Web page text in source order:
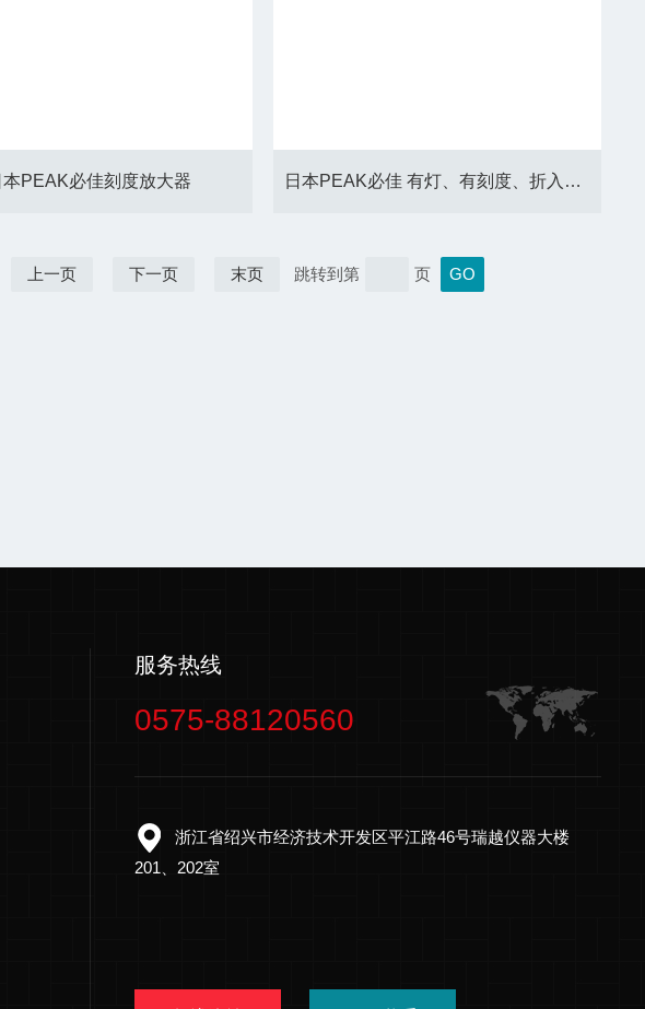
本PEAK必佳刻度放大器 日本PEAK必佳 有灯、有刻度、折入式放大镜及显微镜
上一页 下一页 末页 跳转到第 页
服务热线
0575-88120560
浙江省绍兴市经济技术开发区平江路46号瑞越仪器大楼
201、202室